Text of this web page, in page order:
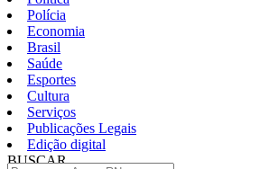
Polícia
Economia
Brasil
Saúde
Esportes
Cultura
Serviços
Publicações Legais
Edição digital
BUSCAR